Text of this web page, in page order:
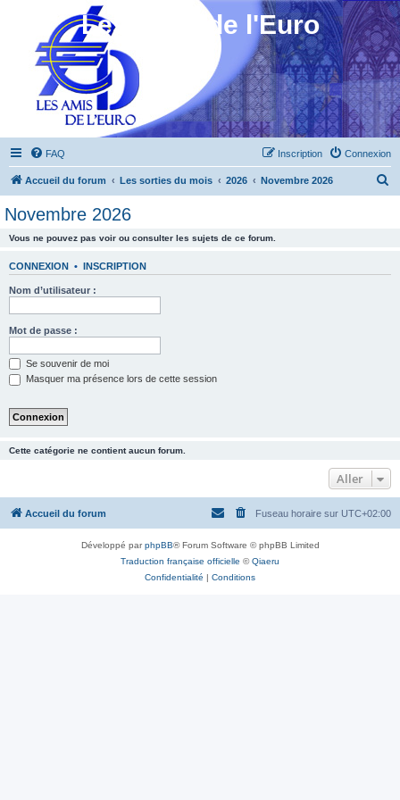
Les Amis de l'Euro
FAQ Connexion
Inscription
Accueil du forum Les sorties du mois 2026 Novembre 2026
Novembre 2026
Vous ne pouvez pas voir ou consulter les sujets de ce forum.
CONNEXION • INSCRIPTION
Nom d’utilisateur :
Mot de passe :
Se souvenir de moi
Masquer ma présence lors de cette session
Cette catégorie ne contient aucun forum.
Aller
Accueil du forum Fuseau horaire sur UTC+02:00
Développé parphpBB® Forum Software © phpBB Limited
Traduction française officielle ©Qiaeru
Confidentialité | Conditions